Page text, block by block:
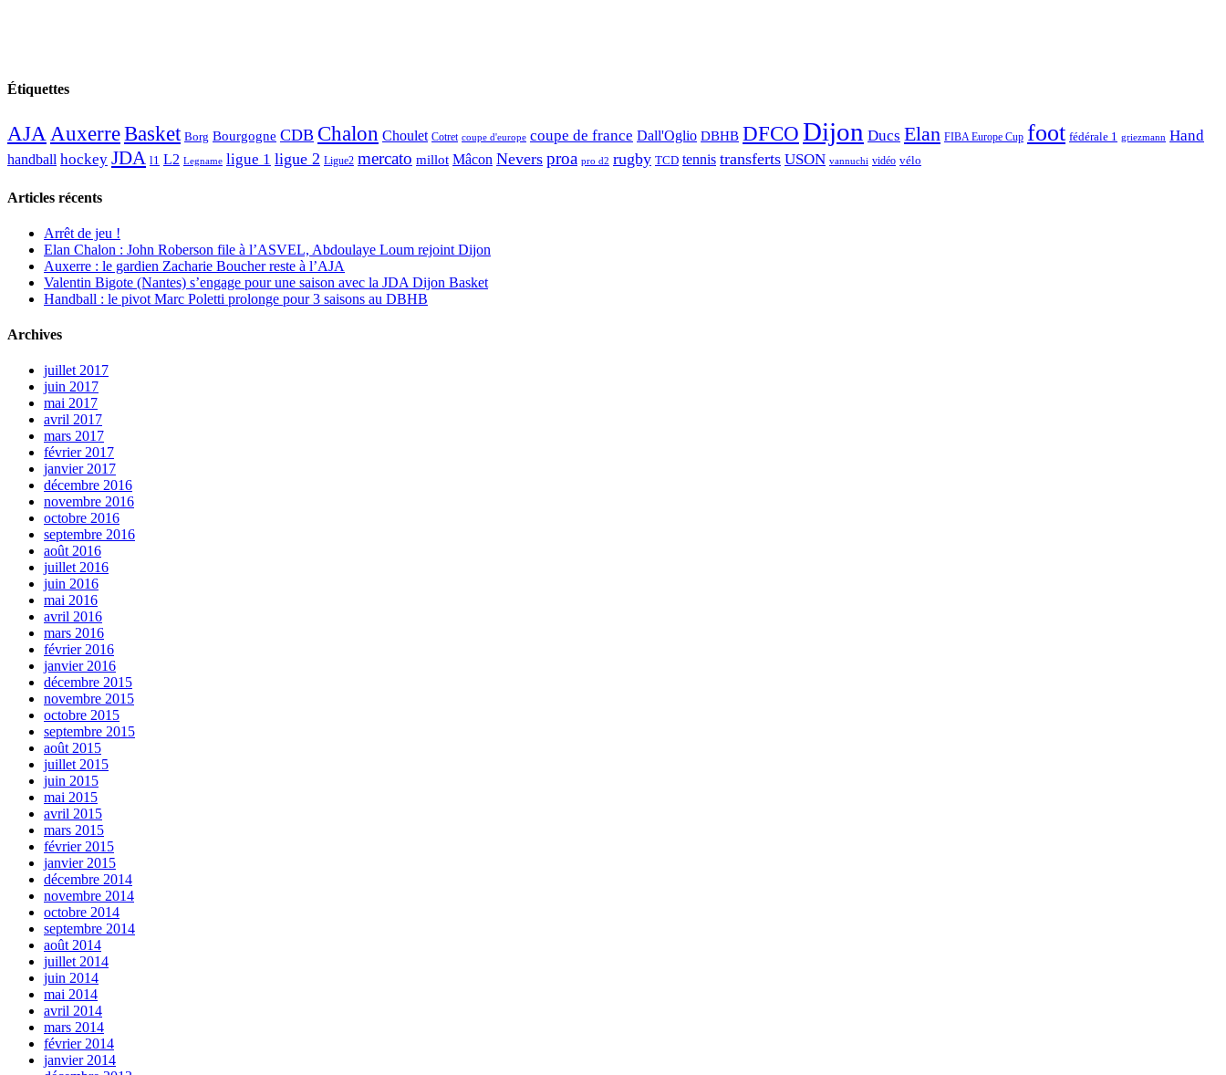
Étiquettes
AJAAuxerreBasket Borg Bourgogne CDB Chalon Choulet Cotret coupe d'europe coupe de france Dall'Oglio DBHB DFCODijon Ducs Elan FIBA Europe Cup foot fédérale 1 griezmann Hand
handball hockey JDA l1 L2 Legname ligue 1 ligue 2 Ligue2 mercato millot Mâcon Nevers proa pro d2 rugby TCD tennis transferts USON vannuchi vidéo vélo
Articles récents
Arrêt de jeu !
Elan Chalon : John Roberson file à l’ASVEL, Abdoulaye Loum rejoint Dijon
Auxerre : le gardien Zacharie Boucher reste à l’AJA
Valentin Bigote (Nantes) s’engage pour une saison avec la JDA Dijon Basket
Handball : le pivot Marc Poletti prolonge pour 3 saisons au DBHB
Archives
juillet 2017
juin 2017
mai 2017
avril 2017
mars 2017
février 2017
janvier 2017
décembre 2016
novembre 2016
octobre 2016
septembre 2016
août 2016
juillet 2016
juin 2016
mai 2016
avril 2016
mars 2016
février 2016
janvier 2016
décembre 2015
novembre 2015
octobre 2015
septembre 2015
août 2015
juillet 2015
juin 2015
mai 2015
avril 2015
mars 2015
février 2015
janvier 2015
décembre 2014
novembre 2014
octobre 2014
septembre 2014
août 2014
juillet 2014
juin 2014
mai 2014
avril 2014
mars 2014
février 2014
janvier 2014